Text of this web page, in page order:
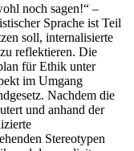
noch sagen!“ –
Sprache ist Teil
soll, internalisierte
reflektieren. Die
für Ethik unter
im Umgang
Nachdem die
und anhand der
Stereotypen